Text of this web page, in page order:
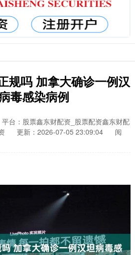
规吗 加拿大确诊一例汉
毒感染病例
平台：股票鑫东财配资_股票配资鑫东财配
更新：2026-07-05 23:09:04
阅